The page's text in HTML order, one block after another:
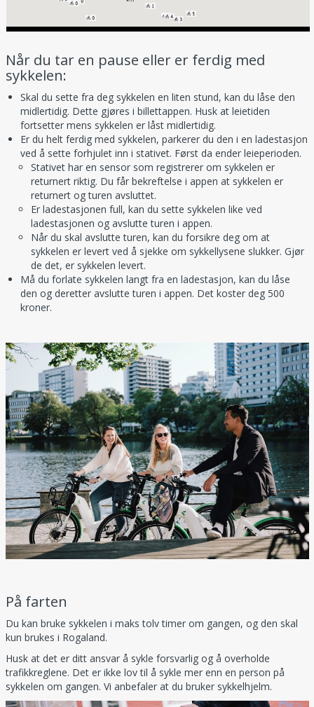
Når du tar en pause eller er ferdig med
sykkelen:
Skal du sette fra deg sykkelen en liten stund, kan du låse den
midlertidig. Dette gjøres i billettappen. Husk at leietiden
fortsetter mens sykkelen er låst midlertidig.
Er du helt ferdig med sykkelen, parkerer du den i en ladestasjon
ved å sette forhjulet inn i stativet. Først da ender leieperioden.
Stativet har en sensor som registrerer om sykkelen er
returnert riktig. Du får bekreftelse i appen at sykkelen er
returnert og turen avsluttet.
Er ladestasjonen full, kan du sette sykkelen like ved
ladestasjonen og avslutte turen i appen.
Når du skal avslutte turen, kan du forsikre deg om at
sykkelen er levert ved å sjekke om sykkellysene slukker. Gjør
de det, er sykkelen levert.
Må du forlate sykkelen langt fra en ladestasjon, kan du låse
den og deretter avslutte turen i appen. Det koster deg 500
kroner.
På farten
Du kan bruke sykkelen i maks tolv timer om gangen, og den skal
kun brukes i Rogaland.
Husk at det er ditt ansvar å sykle forsvarlig og å overholde
trafikkreglene. Det er ikke lov til å sykle mer enn en person på
sykkelen om gangen. Vi anbefaler at du bruker sykkelhjelm.